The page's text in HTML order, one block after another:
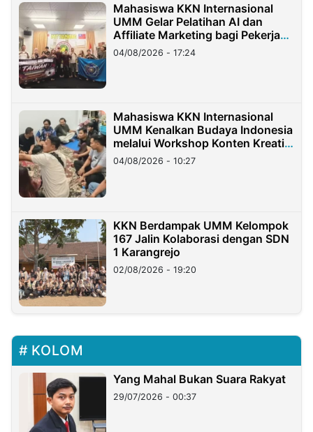
Mahasiswa KKN Internasional
UMM Gelar Pelatihan AI dan
Affiliate Marketing bagi Pekerja
Migran Indonesia di Taiwan
04/08/2026 - 17:24
Mahasiswa KKN Internasional
UMM Kenalkan Budaya Indonesia
melalui Workshop Konten Kreatif
di Taiwan
04/08/2026 - 10:27
KKN Berdampak UMM Kelompok
167 Jalin Kolaborasi dengan SDN
1 Karangrejo
02/08/2026 - 19:20
KOLOM
Yang Mahal Bukan Suara Rakyat
29/07/2026 - 00:37